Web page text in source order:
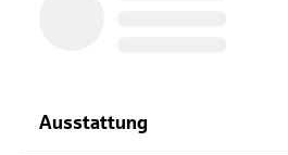
Ausstattung